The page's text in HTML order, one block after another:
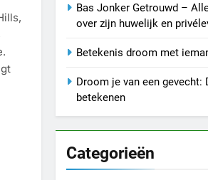
Bas Jonker Getrouwd –
over zijn huwelijk en
Betekenis droom met
Droom je van een gevecht:
betekenen
Categorieën